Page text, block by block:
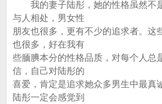
我的妻子陆彤，她的性格虽然不
与人相处，男女性
朋友也很多，更有不少的追求者。这
也很多，好在我有
些腼腆本分的性格品质，对每个人总
信，自己对陆彤的
喜爱，肯定是追求她众多男生中最真
陆彤一定会感觉到